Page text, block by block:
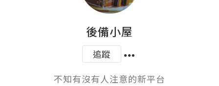
後備小屋
追蹤
不知有沒有人注意的新平台